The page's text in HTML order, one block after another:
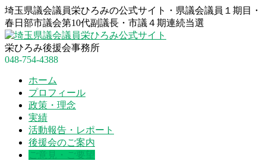
埼玉県議会議員栄ひろみの公式サイト・県議会議員１期目・
春日部市議会第10代副議長・市議４期連続当選
栄ひろみ後援会事務所
048-754-4388
ホーム
プロフィール
政策・理念
実績
活動報告・レポート
後援会のご案内
ご意見・ご要望